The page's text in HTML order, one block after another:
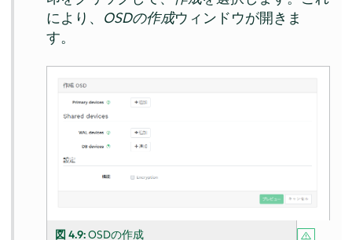
により、 OSDの作成ウィンドウが開きま
す。
図 4.9:OSDの作成